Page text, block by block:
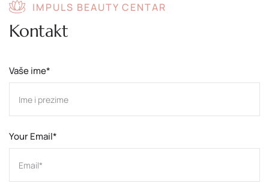
IMPULS BEAUTY CENTAR
Kontakt
Vaše ime*
Your Email*